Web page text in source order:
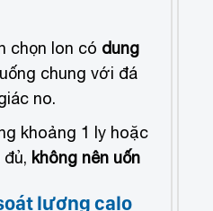
chọn lon có dung
chung với đá
no.
khoảng 1 ly hoặc
đủ, không nên uốn
lượng calo